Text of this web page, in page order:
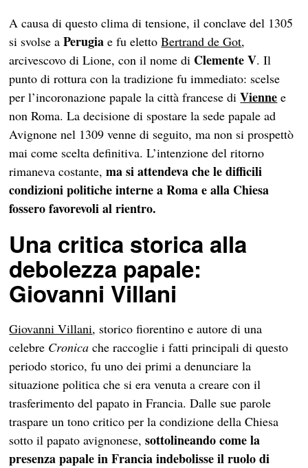
A causa di questo clima di tensione, il conclave del 1305
si svolse aPerugia e fu elettoBertrand de Got,
arcivescovo di Lione, con il nome di Clemente V. Il
punto di rottura con la tradizione fu immediato: scelse
per l’incoronazione papale la città francese diVienne e
non Roma. La decisione di spostare la sede papale ad
Avignone nel 1309 venne di seguito, ma non si prospettò
mai come scelta definitiva. L’intenzione del ritorno
rimaneva costante, ma si attendeva che le difficili
condizioni politiche interne a Roma e alla Chiesa
fossero favorevoli al rientro.
Una critica storica alla
debolezza papale:
Giovanni Villani
Giovanni Villani, storico fiorentino e autore di una
celebre Cronica che raccoglie i fatti principali di questo
periodo storico, fu uno dei primi a denunciare la
situazione politica che si era venuta a creare con il
trasferimento del papato in Francia. Dalle sue parole
traspare un tono critico per la condizione della Chiesa
sotto il papato avignonese, sottolineando come la
presenza papale in Francia indebolisse il ruolo di